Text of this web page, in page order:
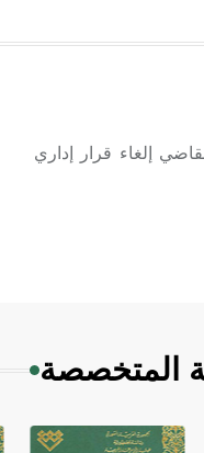
إلغاء قرار إداري
المتخصصة